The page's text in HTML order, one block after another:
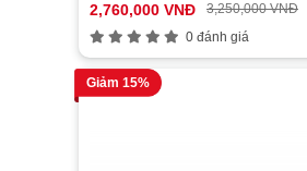
2,760,000 VNĐ
3,250,000 VNĐ
0 đánh giá
Giảm 15%